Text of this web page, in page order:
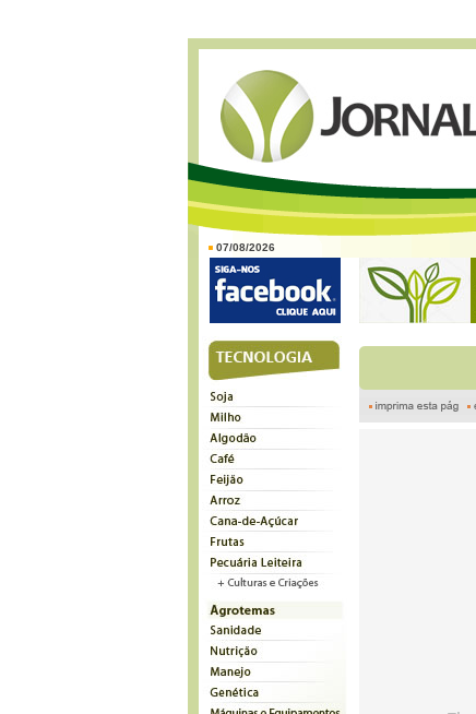
07/08/2026